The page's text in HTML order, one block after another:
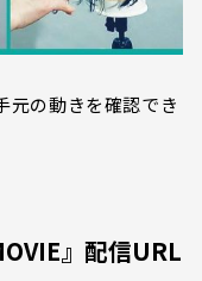
元の動きを確認でき
』配信URL